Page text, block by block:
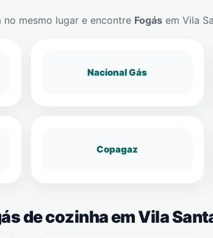
mesmo lugar e encontre Fogás em Vila
Nacional Gás
Copagaz
de cozinha em Vila